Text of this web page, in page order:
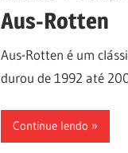
Aus-Rotten
Aus-Rotten é um
durou de 1992 até
Continue lendo